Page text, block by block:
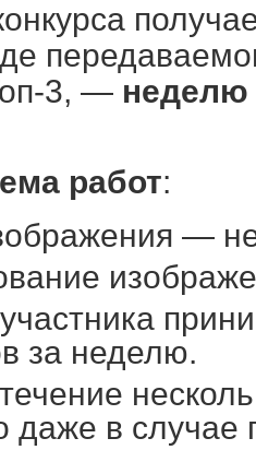
3, — неделю
работ:
—
за неделю.
даже в случае